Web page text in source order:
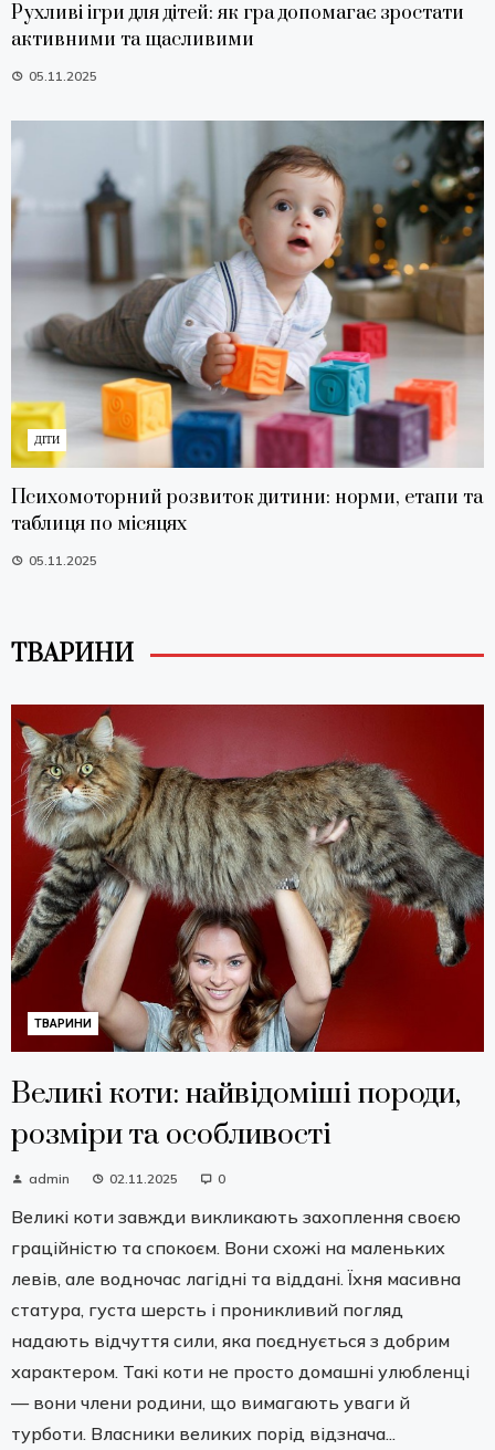
Рухливі ігри для дітей: як гра допомагає зростати
активними та щасливими
05.11.2025
ДІТИ
Психомоторний розвиток дитини: норми, етапи та
таблиця по місяцях
05.11.2025
ТВАРИНИ
ТВАРИНИ
Великі коти: найвідоміші породи,
розміри та особливості
admin 02.11.2025 0
Великі коти завжди викликають захоплення своєю
граційністю та спокоєм. Вони схожі на маленьких
левів, але водночас лагідні та віддані. Їхня масивна
статура, густа шерсть і проникливий погляд
надають відчуття сили, яка поєднується з добрим
характером. Такі коти не просто домашні улюбленці
— вони члени родини, що вимагають уваги й
турботи. Власники великих порід відзнача...